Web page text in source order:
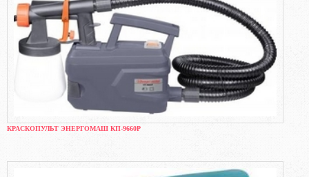
КРАСКОПУЛЬТ ЭНЕРГОМАШ КП-9660Р